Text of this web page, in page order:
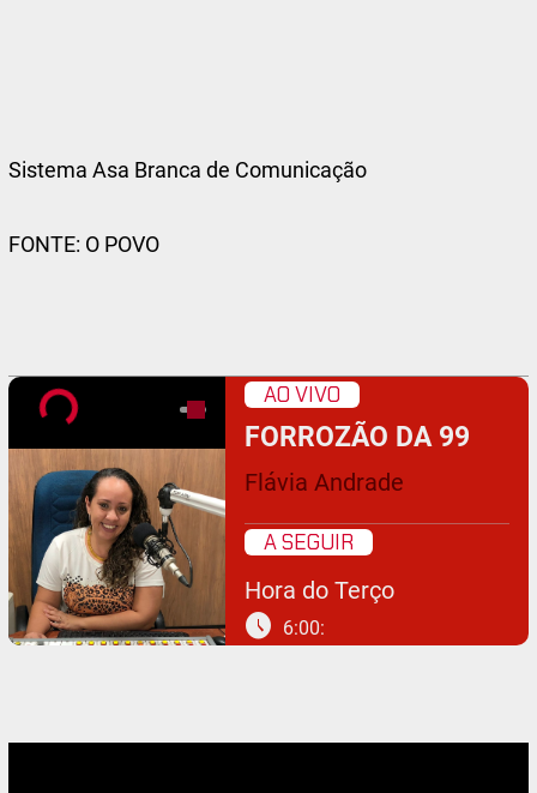
Sistema Asa Branca de Comunicação
FONTE: O POVO
AO VIVO
FORROZÃO DA 99
Flávia Andrade
A SEGUIR
Hora do Terço
schedule 6:00: